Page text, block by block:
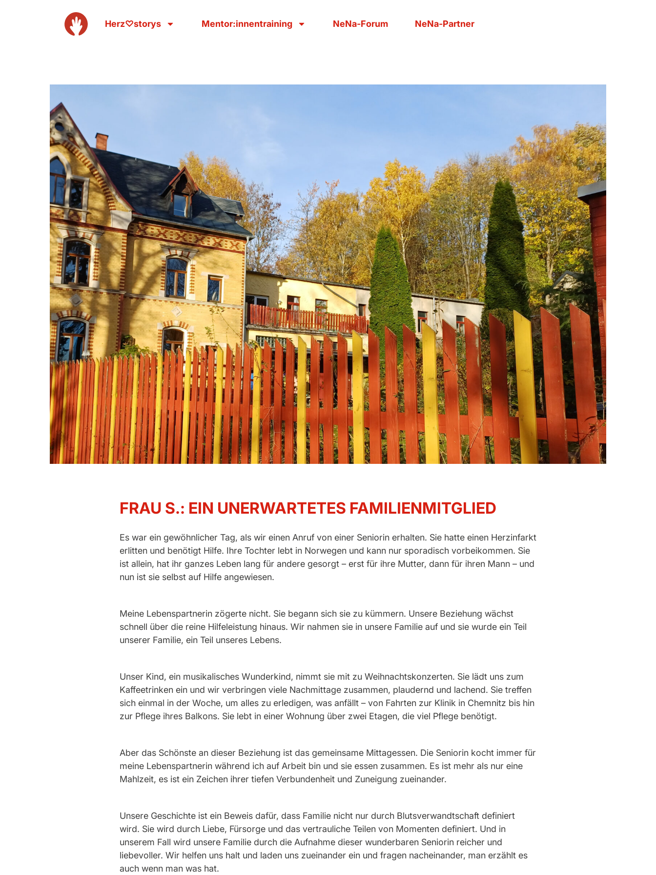
Herz♡storys Mentor:innentraining NeNa-Forum NeNa-Partner
FRAU S.: EIN UNERWARTETES FAMILIENMITGLIED
Es war ein gewöhnlicher Tag, als wir einen Anruf von einer Seniorin erhalten. Sie hatte einen Herzinfarkt
erlitten und benötigt Hilfe. Ihre Tochter lebt in Norwegen und kann nur sporadisch vorbeikommen. Sie
ist allein, hat ihr ganzes Leben lang für andere gesorgt – erst für ihre Mutter, dann für ihren Mann – und
nun ist sie selbst auf Hilfe angewiesen.
Meine Lebenspartnerin zögerte nicht. Sie begann sich sie zu kümmern. Unsere Beziehung wächst
schnell über die reine Hilfeleistung hinaus. Wir nahmen sie in unsere Familie auf und sie wurde ein Teil
unserer Familie, ein Teil unseres Lebens.
Unser Kind, ein musikalisches Wunderkind, nimmt sie mit zu Weihnachtskonzerten. Sie lädt uns zum
Kaffeetrinken ein und wir verbringen viele Nachmittage zusammen, plaudernd und lachend. Sie treffen
sich einmal in der Woche, um alles zu erledigen, was anfällt – von Fahrten zur Klinik in Chemnitz bis hin
zur Pflege ihres Balkons. Sie lebt in einer Wohnung über zwei Etagen, die viel Pflege benötigt.
Aber das Schönste an dieser Beziehung ist das gemeinsame Mittagessen. Die Seniorin kocht immer für
meine Lebenspartnerin während ich auf Arbeit bin und sie essen zusammen. Es ist mehr als nur eine
Mahlzeit, es ist ein Zeichen ihrer tiefen Verbundenheit und Zuneigung zueinander.
Unsere Geschichte ist ein Beweis dafür, dass Familie nicht nur durch Blutsverwandtschaft definiert
wird. Sie wird durch Liebe, Fürsorge und das vertrauliche Teilen von Momenten definiert. Und in
unserem Fall wird unsere Familie durch die Aufnahme dieser wunderbaren Seniorin reicher und
liebevoller. Wir helfen uns halt und laden uns zueinander ein und fragen nacheinander, man erzählt es
auch wenn man was hat.